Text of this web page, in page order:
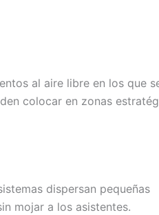
al aire libre en los que
colocar en zonas
dispersan pequeñas
mojar a los asistentes.